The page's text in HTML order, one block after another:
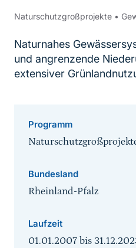
Naturschutzgroßprojekte •
Naturnahes
und angrenzende
extensiver
Programm
Bundesland
Rheinland-Pfalz
Laufzeit
01.01.2007 bis